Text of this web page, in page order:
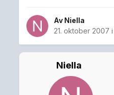
Av Niella
21. oktober 2007 i
Niella